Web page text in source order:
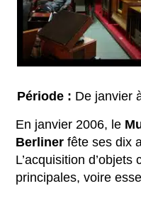
Période : De janvier
En janvier 2006, le
Berliner fête ses dix
L’acquisition
principales, voire